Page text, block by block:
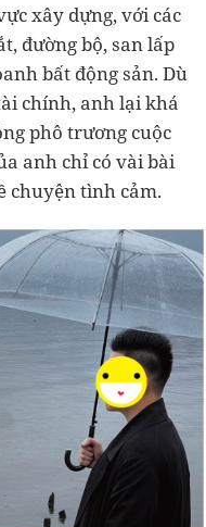
xây dựng, với các
đường bộ, san lấp
bất động sản. Dù
chính, anh lại khá
phô trương cuộc
anh chỉ có vài bài
chuyện tình cảm.